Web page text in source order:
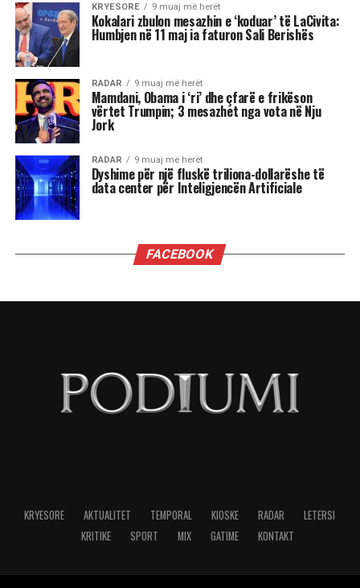
KRYESORE 9 muaj më herët
Kokalari zbulon mesazhin e ‘koduar’ të LaCivita:
Humbjen në 11 maj ia faturon Sali Berishës
RADAR 9 muaj më herët
Mamdani, Obama i ‘ri’ dhe çfarë e frikëson
vërtet Trumpin; 3 mesazhet nga vota në Nju
Jork
RADAR 9 muaj më herët
Dyshime për një fluskë triliona-dollarëshe të
data center për Inteligjencën Artificiale
FACEBOOK
KRYESORE AKTUALITET TEMPORAL KIOSKE RADAR
LETERSI
KRITIKE
SPORT MIX GATIME KONTAKT